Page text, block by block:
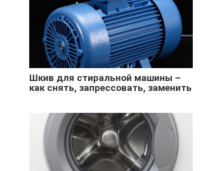
Шкив для стиральной машины –
как снять, запрессовать, заменить